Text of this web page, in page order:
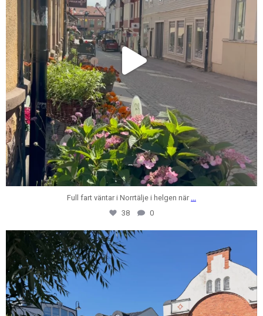
Full fart väntar i Norrtälje i helgen när ...
38
0
centrumfastigheter
Jul 28